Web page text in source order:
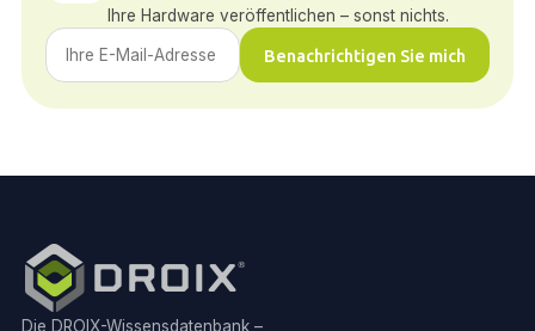
Ihre Hardware veröffentlichen – sonst nichts.
Benachrichtigen Sie mich
Die DROIX-Wissensdatenbank –